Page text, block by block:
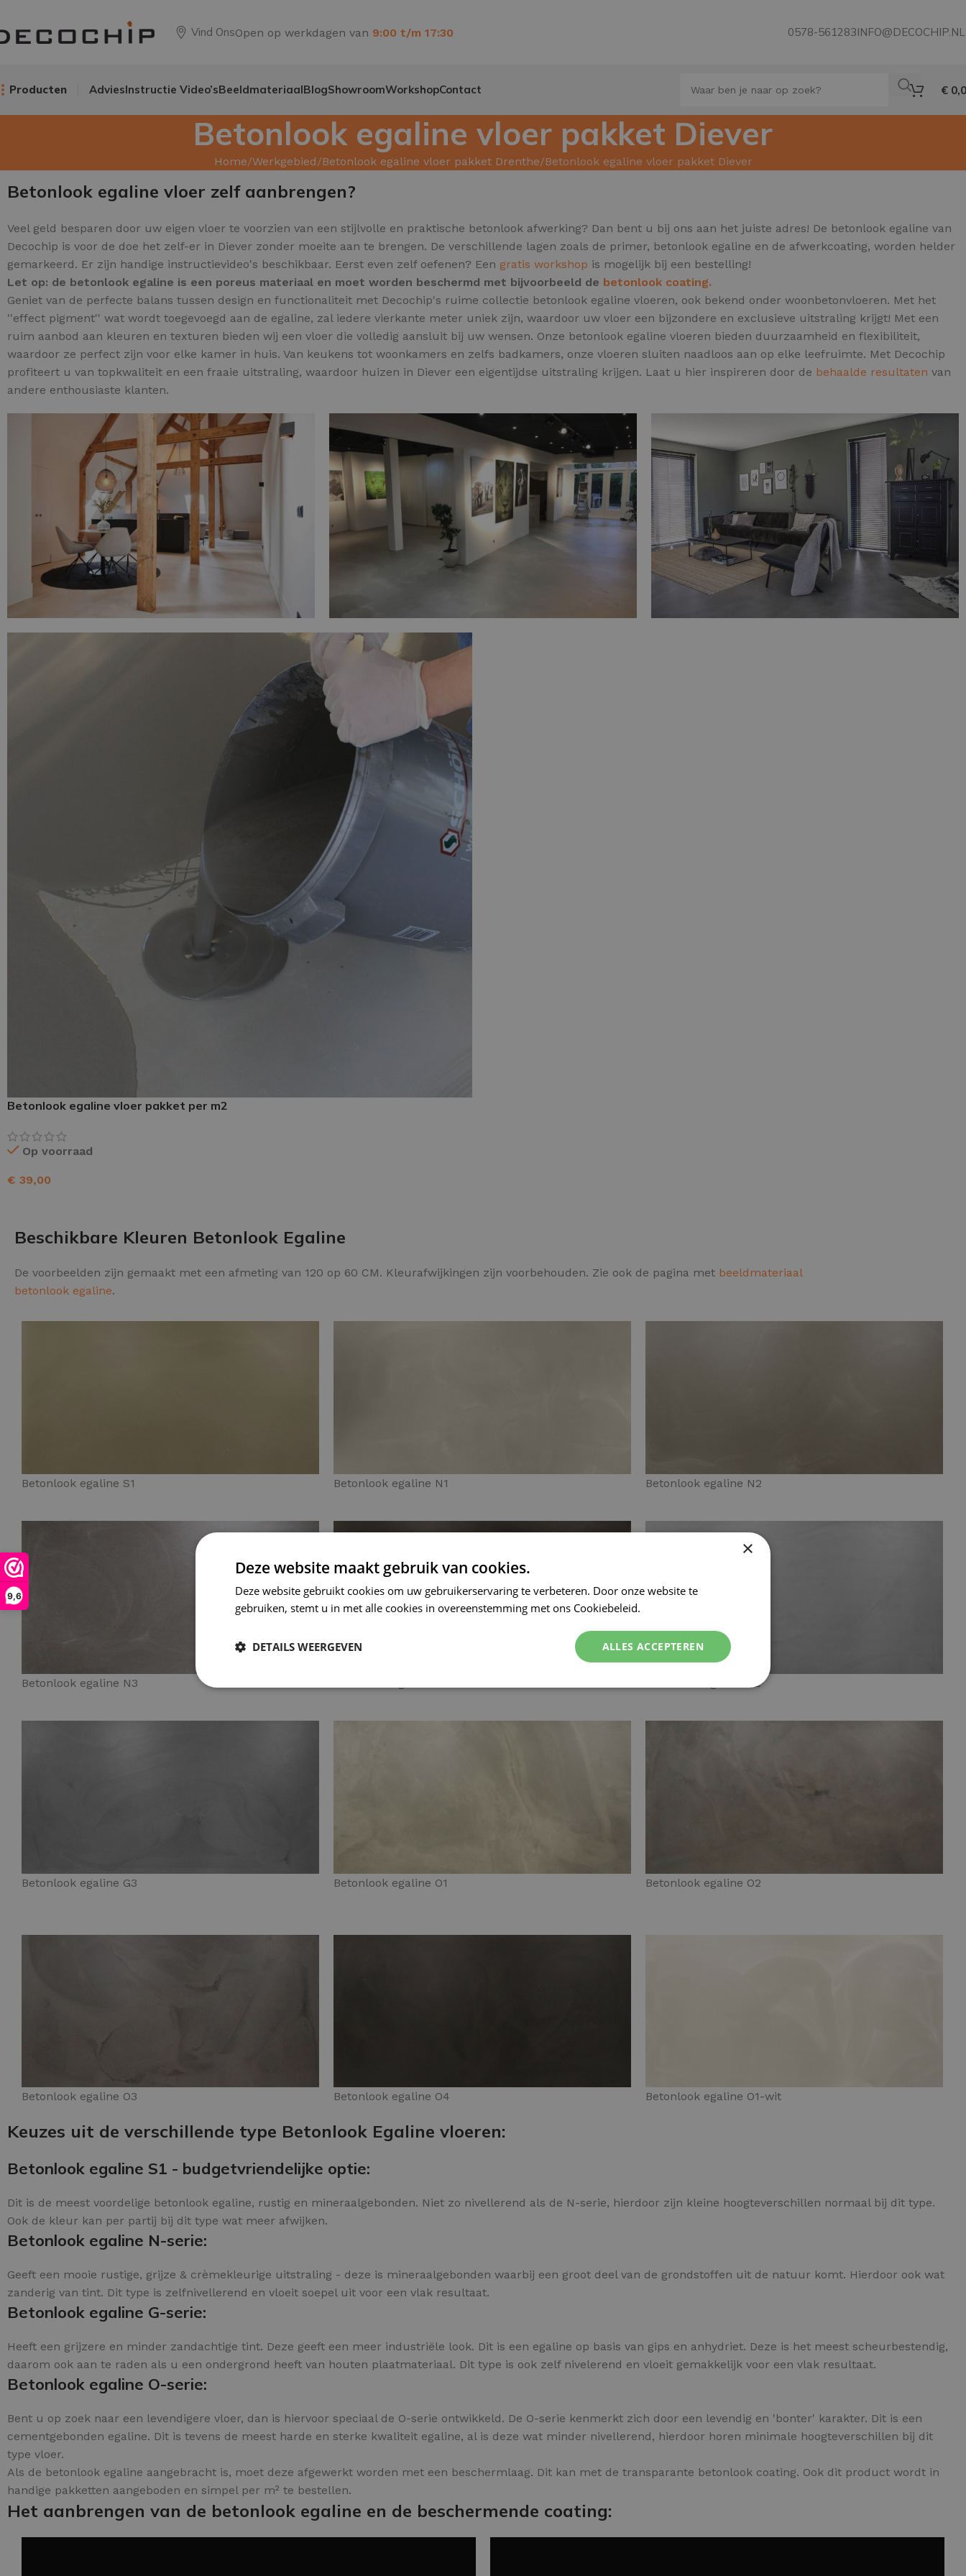
9,6
Vind OnsOpen op werkdagen van 9:00 t/m 17:30 0578-561283INFO@DECOCHIP.NL
Producten
Impregneer snel
Tegelprimer
Schraaplaag PU
EPOXY GIETVLOER
Gietvloer bedrijfsruimte
Gietvloer garage
Toplaag transparant
Toplaag anti-slip
Budget toplaag
Toplaag in kleur
AdviesInstructie Video’sBeeldmateriaalBlogShowroomWorkshopContact €
Betonlook egaline vloer pakket Diever
Home Werkgebied Betonlook egaline vloer pakket Drenthe Betonlook egaline vloer pakket Diever
Betonlook egaline vloer zelf aanbrengen?
Veel geld besparen door uw eigen vloer te voorzien van een stijlvolle en praktische betonlook afwerking? Dan bent u bij ons aan het juiste adres! De betonlook egaline van
Decochip is voor de doe het zelf-er in Diever zonder moeite aan te brengen. De verschillende lagen zoals de primer, betonlook egaline en de afwerkcoating, worden helder
gemarkeerd. Er zijn handige instructievideo's beschikbaar. Eerst even zelf oefenen? Een gratis workshop is mogelijk bij een bestelling!
Let op: de betonlook egaline is een poreus materiaal en moet worden beschermd met bijvoorbeeld de betonlook coating.
Geniet van de perfecte balans tussen design en functionaliteit met Decochip's ruime collectie betonlook egaline vloeren, ook bekend onder woonbetonvloeren. Met het
''effect pigment'' wat wordt toegevoegd aan de egaline, zal iedere vierkante meter uniek zijn, waardoor uw vloer een bijzondere en exclusieve uitstraling krijgt! Met een
ruim aanbod aan kleuren en texturen bieden wij een vloer die volledig aansluit bij uw wensen. Onze betonlook egaline vloeren bieden duurzaamheid en flexibiliteit,
waardoor ze perfect zijn voor elke kamer in huis. Van keukens tot woonkamers en zelfs badkamers, onze vloeren sluiten naadloos aan op elke leefruimte. Met Decochip
profiteert u van topkwaliteit en een fraaie uitstraling, waardoor huizen in Diever een eigentijdse uitstraling krijgen. Laat u hier inspireren door de behaalde resultaten van
andere enthousiaste klanten.
Betonlook egaline vloer pakket per m2
Op voorraad
€ 39,00
Beschikbare Kleuren Betonlook Egaline
De voorbeelden zijn gemaakt met een afmeting van 120 op 60 CM. Kleurafwijkingen zijn voorbehouden. Zie ook de pagina met beeldmateriaal
betonlook egaline.
Betonlook egaline S1 Betonlook egaline N1 Betonlook egaline N2
Betonlook egaline N3 Betonlook egaline G2
Betonlook egaline G3 Betonlook egaline O1 Betonlook egaline O2
Betonlook egaline O3 Betonlook egaline O4 Betonlook egaline O1-wit
Keuzes uit de verschillende type Betonlook Egaline vloeren:
Betonlook egaline S1 - budgetvriendelijke optie:
Dit is de meest voordelige betonlook egaline, rustig en mineraalgebonden. Niet zo nivellerend als de N-serie, hierdoor zijn kleine hoogteverschillen normaal bij dit type.
Ook de kleur kan per partij bij dit type wat meer afwijken.
Betonlook egaline N-serie:
Geeft een mooie rustige, grijze & crèmekleurige uitstraling - deze is mineraalgebonden waarbij een groot deel van de grondstoffen uit de natuur komt. Hierdoor ook wat
zanderig van tint. Dit type is zelfnivellerend en vloeit soepel uit voor een vlak resultaat.
Betonlook egaline G-serie:
Heeft een grijzere en minder zandachtige tint. Deze geeft een meer industriële look. Dit is een egaline op basis van gips en anhydriet. Deze is het meest scheurbestendig,
daarom ook aan te raden als u een ondergrond heeft van houten plaatmateriaal. Dit type is ook zelf nivelerend en vloeit gemakkelijk voor een vlak resultaat.
Betonlook egaline O-serie:
Bent u op zoek naar een levendigere vloer, dan is hiervoor speciaal de O-serie ontwikkeld. De O-serie kenmerkt zich door een levendig en 'bonter' karakter. Dit is een
cementgebonden egaline. Dit is tevens de meest harde en sterke kwaliteit egaline, al is deze wat minder nivellerend, hierdoor horen minimale hoogteverschillen bij dit
type vloer.
Als de betonlook egaline aangebracht is, moet deze afgewerkt worden met een beschermlaag. Dit kan met de transparante betonlook coating. Ook dit product wordt in
handige pakketten aangeboden en simpel per m² te bestellen.
Het aanbrengen van de betonlook egaline en de beschermende coating:
×
Deze website maakt gebruik van cookies.
Deze website gebruikt cookies om uw gebruikerservaring te verbeteren. Door onze website te
gebruiken, stemt u in met alle cookies in overeenstemming met ons Cookiebeleid.
ALLES ACCEPTEREN
DETAILS WEERGEVEN